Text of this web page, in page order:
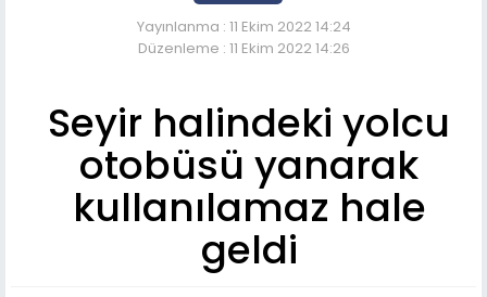
Yayınlanma : 11 Ekim 2022 14:24
Düzenleme : 11 Ekim 2022 14:26
Seyir halindeki yolcu
otobüsü yanarak
kullanılamaz hale
geldi